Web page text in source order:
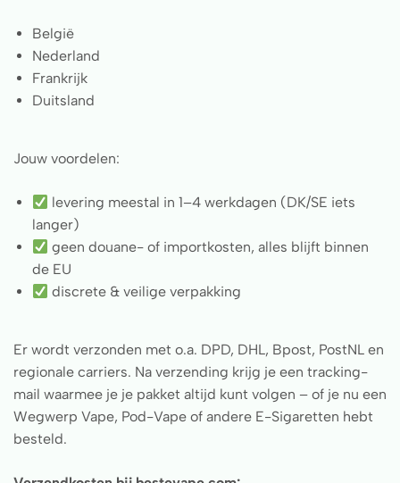
België
Nederland
Frankrijk
Duitsland
Jouw voordelen:
levering meestal in 1–4 werkdagen (DK/SE iets
langer)
geen douane- of importkosten, alles blijft binnen
de EU
discrete & veilige verpakking
Er wordt verzonden met o.a. DPD, DHL, Bpost, PostNL en
regionale carriers. Na verzending krijg je een tracking-
mail waarmee je je pakket altijd kunt volgen – of je nu een
Wegwerp Vape, Pod-Vape of andere E-Sigaretten hebt
besteld.